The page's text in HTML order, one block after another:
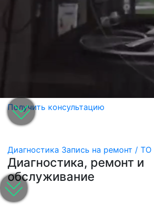
Получить консультацию
Диагностика Запись на ремонт / ТО
Диагностика, ремонт и
обслуживание